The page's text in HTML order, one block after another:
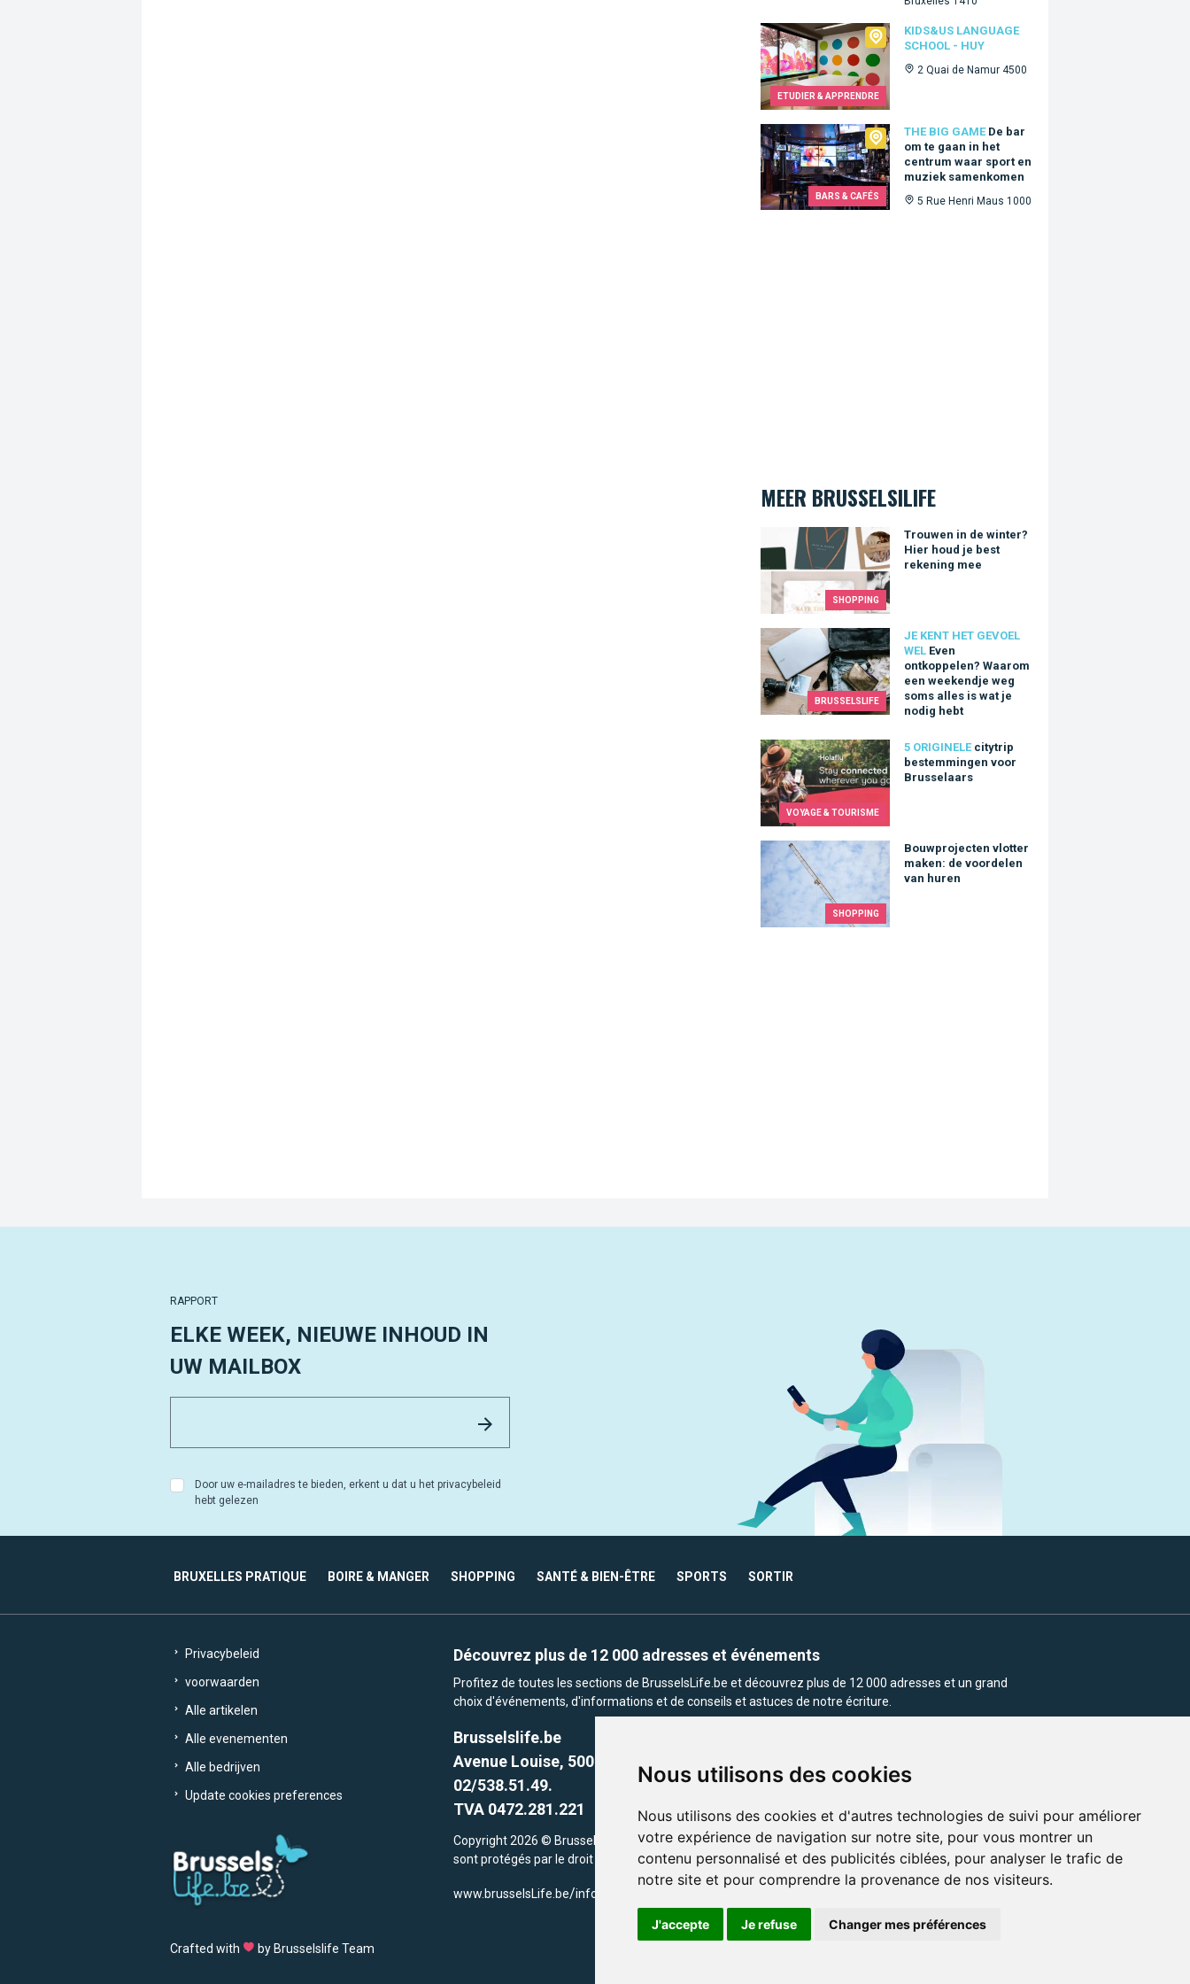
Nous utilisons des cookies
Nous utilisons des cookies et d'autres technologies de suivi pour améliorer
votre expérience de navigation sur notre site, pour vous montrer un
contenu personnalisé et des publicités ciblées, pour analyser le trafic de
notre site et pour comprendre la provenance de nos visiteurs.
J'accepte Je refuse Changer mes préférences
ETUDIER & APPRENDRE
KIDS&US LANGUAGE
SCHOOL - HUY
2 Quai de Namur 4500
Kids&Us language school - Huy
BARS & CAFÉS
THE BIG GAME De bar
om te gaan in het
centrum waar sport en
muziek samenkomen
5 Rue Henri Maus 1000
The Big Game
MEER BRUSSELSILIFE
SHOPPING
Trouwen in de winter?
Hier houd je best
rekening mee
Trouwen in de winter? Hier houd je best rekening mee
BRUSSELSLIFE
JE KENT HET GEVOEL
WEL Even
ontkoppelen? Waarom
een weekendje weg
soms alles is wat je
nodig hebt
Even ontkoppelen? Waarom een weekendje weg soms alles is wat
VOYAGE & TOURISME
5 ORIGINELE citytrip
bestemmingen voor
Brusselaars
citytrip bestemmingen voor Brusselaars
SHOPPING
Bouwprojecten vlotter
maken: de voordelen
van huren
Bouwprojecten vlotter maken: de voordelen van huren
RAPPORT
ELKE WEEK, NIEUWE INHOUD IN
UW MAILBOX
Door uw e-mailadres te bieden, erkent u dat u het privacybeleid
hebt gelezen
BRUXELLES PRATIQUE BOIRE & MANGER SHOPPING SANTÉ & BIEN-ÊTRE SPORTS SORTIR
Privacybeleid
voorwaarden
Alle artikelen
Alle evenementen
Alle bedrijven
Update cookies preferences
Crafted with by Brusselslife Team
Découvrez plus de 12 000 adresses et événements
Profitez de toutes les sections de BrusselsLife.be et découvrez plus de 12 000 adresses et un grand
choix d'événements, d'informations et de conseils et astuces de notre écriture.
Brusselslife.be
Avenue Louise, 500 -1050 Ixelles, Brussels,
02/538.51.49.
TVA 0472.281.221
Copyright 2026 © Brusselslife.be Tous droits réservés. Le contenu et les images utilisés sur ce site
sont protégés par le droit d'auteur. la propriétaires respectifs.
www.brusselsLife.be/info@brusselslife.be